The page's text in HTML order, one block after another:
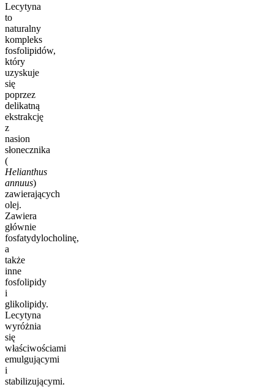
Lecytyna
to
naturalny
kompleks
fosfolipidów,
który
uzyskuje
się
poprzez
delikatną
ekstrakcję
z
nasion
słonecznika
(
Helianthus
annuus)
zawierających
olej.
Zawiera
głównie
fosfatydylocholinę,
a
także
inne
fosfolipidy
i
glikolipidy.
Lecytyna
wyróżnia
się
właściwościami
emulgującymi
i
stabilizującymi.